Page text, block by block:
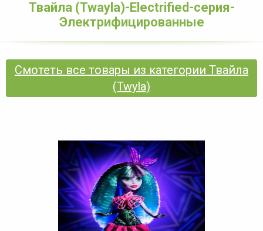
Твайла (Twayla)-Electrified-серия-
Электрифицированные
Смотеть все товары из категории Твайла
(Twyla)